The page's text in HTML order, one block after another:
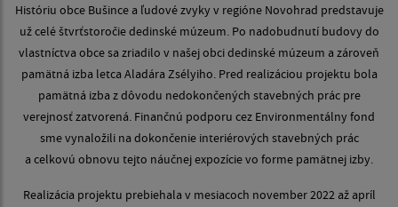
Históriu obce Bušince a ľudové zvyky v regióne Novohrad predstavuje
už celé štvrťstoročie dedinské múzeum. Po nadobudnutí budovy do
vlastníctva obce sa zriadilo v našej obci dedinské múzeum a zároveň
pamätná izba letca Aladára Zsélyiho. Pred realizáciou projektu bola
pamätná izba z dôvodu nedokončených stavebných prác pre
verejnosť zatvorená. Finančnú podporu cez Environmentálny fond
sme vynaložili na dokončenie interiérových stavebných prác
a celkovú obnovu tejto náučnej expozície vo forme pamätnej izby.
Realizácia projektu prebiehala v mesiacoch november 2022 až apríl